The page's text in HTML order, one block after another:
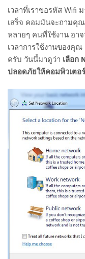
เวลาที่เราขอรหัส Wifi
เสร็จ คอมมันจะถามคุ
หลายๆ คนที่ใช้งาน อา
เวลาการใช้งานของคุ
ครับ วันนี้มาดูว่า เลือก
ปลอดภัยให้คอมพิวเตอร์